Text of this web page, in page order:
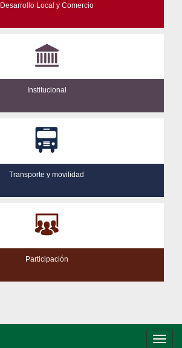
Desarrollo Local y Comercio
Institucional
Transporte y movilidad
Participación